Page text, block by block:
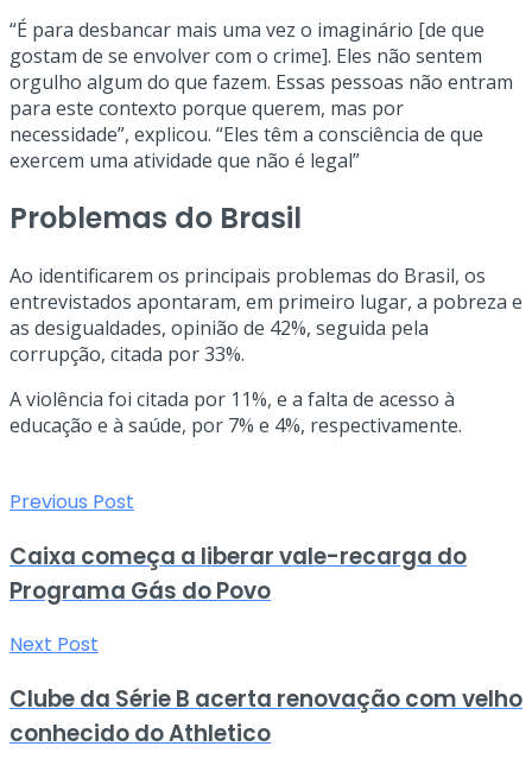
“É para desbancar mais uma vez o imaginário [de que
gostam de se envolver com o crime]. Eles não sentem
orgulho algum do que fazem. Essas pessoas não entram
para este contexto porque querem, mas por
necessidade”, explicou. “Eles têm a consciência de que
exercem uma atividade que não é legal”
Problemas do Brasil
Ao identificarem os principais problemas do Brasil, os
entrevistados apontaram, em primeiro lugar, a pobreza e
as desigualdades, opinião de 42%, seguida pela
corrupção, citada por 33%.
A violência foi citada por 11%, e a falta de acesso à
educação e à saúde, por 7% e 4%, respectivamente.
Previous Post
Caixa começa a liberar vale-recarga do
Programa Gás do Povo
Next Post
Clube da Série B acerta renovação com velho
conhecido do Athletico